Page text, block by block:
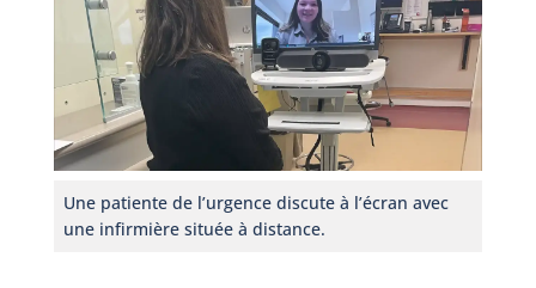
Une patiente de l’urgence discute à l’écran avec
une infirmière située à distance.